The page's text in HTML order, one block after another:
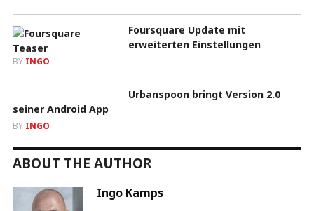
Foursquare Update mit
erweiterten Einstellungen
BY INGO
Urbanspoon bringt Version 2.0
seiner Android App
BY INGO
ABOUT THE AUTHOR
Ingo Kamps